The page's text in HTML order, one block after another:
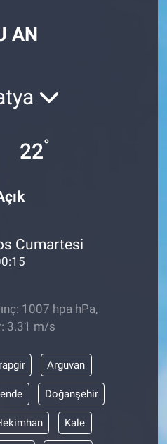
AN
22°
Cumartesi
1007 hpa hPa,
3.31 m/s
Arguvan
Doğanşehir
Kale